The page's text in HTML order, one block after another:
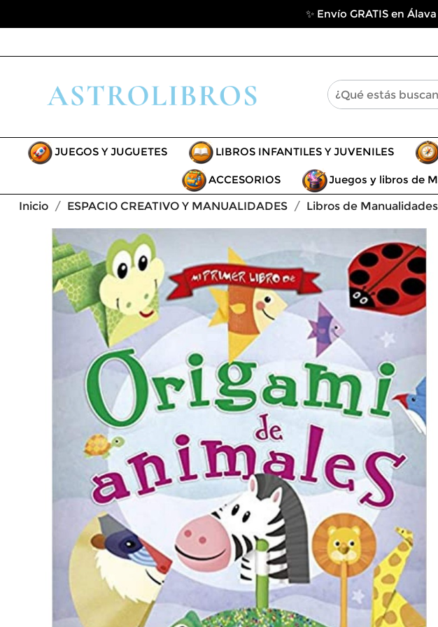
✨ Envío GRATIS en
JUEGOS Y JUGUETES LIBROS INFANTILES Y JUVENILES
ACCESORIOS Juegos y libros de
Inicio
ESPACIO CREATIVO Y MANUALIDADES Libros de Manualidades